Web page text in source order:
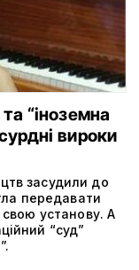
“іноземна
вироки
засудили до
передавати
свою установу. А
“суд”